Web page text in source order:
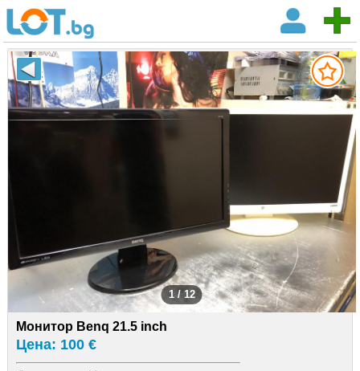
1 / 12
Монитор Benq 21.5 inch
Цена: 100 €